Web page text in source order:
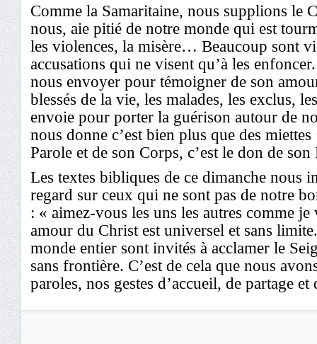
Comme la Samaritaine, nous supplions le
nous, aie pitié de notre monde qui est
les violences, la misère… Beaucoup sont
accusations qui ne visent qu’à les
nous envoyer pour témoigner de son
blessés de la vie, les malades, les exclus,
envoie pour porter la guérison autour de
nous donne c’est bien plus que des miettes
Parole et de son Corps, c’est le don de
Les textes bibliques de ce dimanche nous
regard sur ceux qui ne sont pas de notre
: « aimez-vous les uns les autres comme je
amour du Christ est universel et sans
monde entier sont invités à acclamer le
sans frontière. C’est de cela que nous
paroles, nos gestes d’accueil, de partage